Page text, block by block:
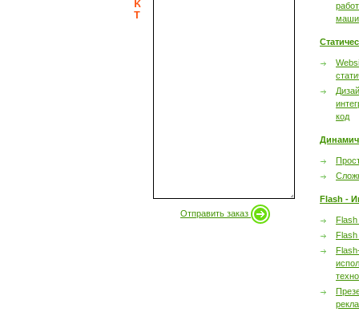
Отправить заказ
код
Flash -
Flash